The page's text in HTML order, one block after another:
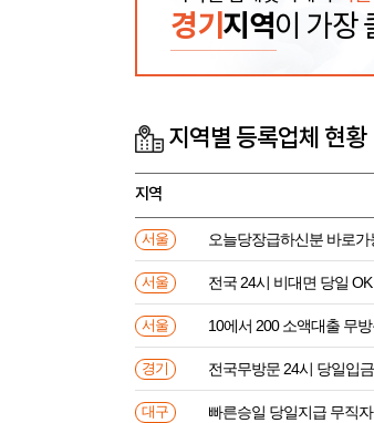
경기 지역이 가장
지역별 등록업체 현황
지역
서울 오늘당장급하신분 바로
서울 전국 24시 비대면 당일
서울 10에서 200 소액대출 무
경기 전국무방문 24시 당일입금
대구 빠른승일 당일지급 무직